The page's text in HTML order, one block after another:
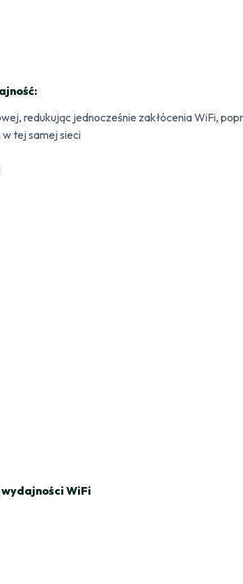
redukując jednocześnie zakłócenia WiFi,
tej samej sieci
WiFi